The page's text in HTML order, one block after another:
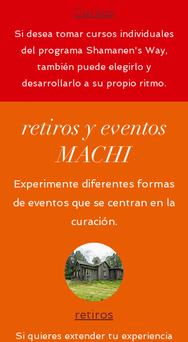
Cursos
Si desea tomar cursos individuales
del programa Shamanen's Way,
también puede elegirlo y
desarrollarlo a su propio ritmo.
retiros y eventos
MACHI
Experimente diferentes formas
de eventos que se centran en la
curación.
retiros
Si quieres extender tu experiencia